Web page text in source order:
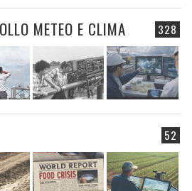
328
METEO E CLIMA
52